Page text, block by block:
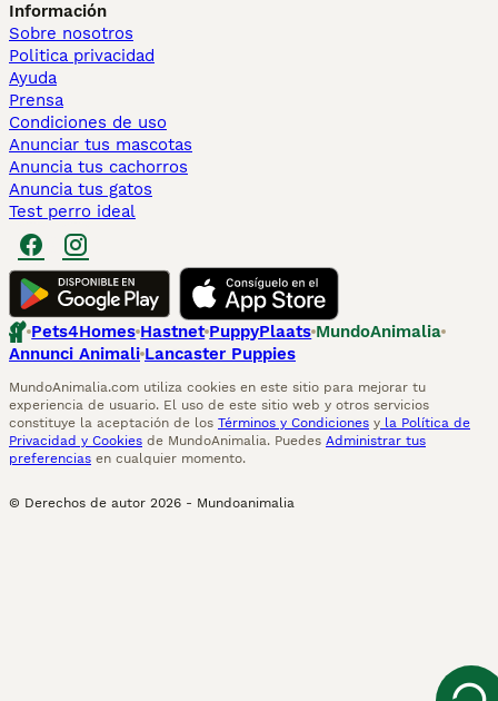
Información
Sobre nosotros
Politica privacidad
Ayuda
Prensa
Condiciones de uso
Anunciar tus mascotas
Anuncia tus cachorros
Anuncia tus gatos
Test perro ideal
Pets4Homes Hastnet PuppyPlaats MundoAnimalia
Annunci Animali Lancaster Puppies
MundoAnimalia.com utiliza cookies en este sitio para mejorar tu
experiencia de usuario. El uso de este sitio web y otros servicios
constituye la aceptación de los Términos y Condiciones y la Política de
Privacidad y Cookies de MundoAnimalia. Puedes Administrar tus
preferencias en cualquier momento.
© Derechos de autor 2026 - Mundoanimalia